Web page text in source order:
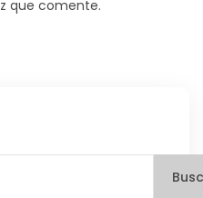
que comente.